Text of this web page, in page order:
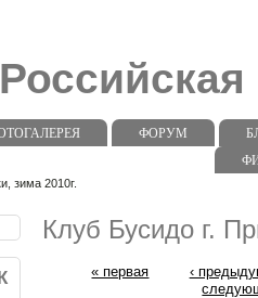
ФОРУМ
зима 2010г.
Клуб Бусидо г.
« первая
‹